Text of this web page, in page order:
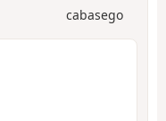
cabasego